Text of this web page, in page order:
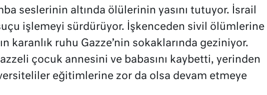
seslerinin altında ölülerinin yasını tutuyor. İsrail
işlemeyi sürdürüyor. İşkenceden sivil ölümlerine
karanlık ruhu Gazze’nin sokaklarında geziniyor.
çocuk annesini ve babasını kaybetti, yerinden
eğitimlerine zor da olsa devam etmeye